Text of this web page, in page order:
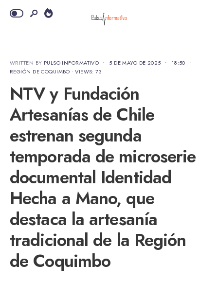
WRITTEN BY PULSO INFORMATIVO • 5 DE MAYO DE 2025 • 18:50
•
REGIÓN DE COQUIMBO •VIEWS: 73
NTV y Fundación
Artesanías de Chile
estrenan segunda
temporada de microserie
documental Identidad
Hecha a Mano, que
destaca la artesanía
tradicional de la Región
de Coquimbo